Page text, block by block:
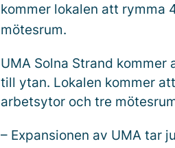
kommer lokalen att rymma
mötesrum.
UMA Solna Strand
till ytan. Lokalen kommer
arbetsytor och tre
– Expansionen av UMA tar